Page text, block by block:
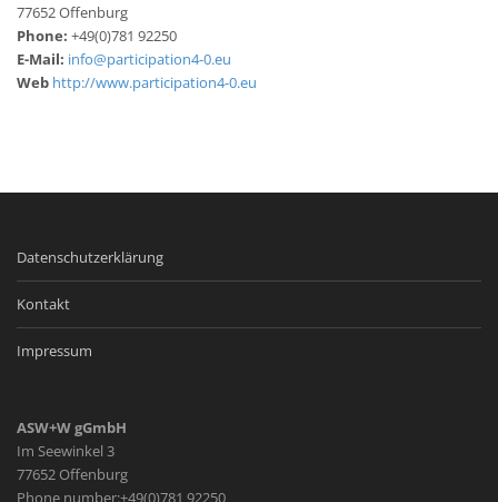
77652 Offenburg
Phone: +49(0)781 92250
E-Mail: info@participation4-0.eu
Web http://www.participation4-0.eu
Datenschutzerklärung
Kontakt
Impressum
ASW+W gGmbH
Im Seewinkel 3
77652 Offenburg
Phone number:+49(0)781 92250